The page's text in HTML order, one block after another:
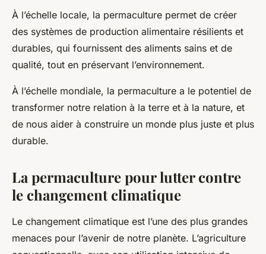
À l’échelle locale, la permaculture permet de créer
des systèmes de production alimentaire résilients et
durables, qui fournissent des aliments sains et de
qualité, tout en préservant l’environnement.
À l’échelle mondiale, la permaculture a le potentiel de
transformer notre relation à la terre et à la nature, et
de nous aider à construire un monde plus juste et plus
durable.
La permaculture pour lutter contre
le changement climatique
Le changement climatique est l’une des plus grandes
menaces pour l’avenir de notre planète. L’agriculture